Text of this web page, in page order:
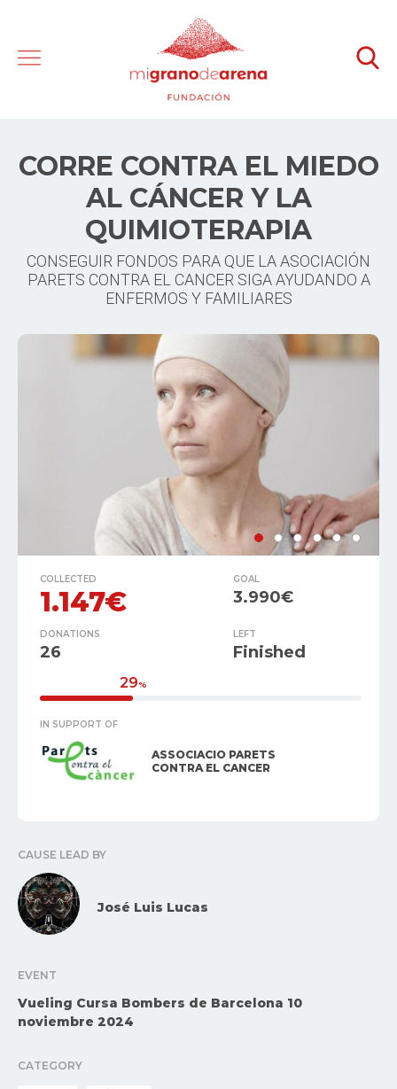
CORRE CONTRA EL MIEDO
AL CÁNCER Y LA
QUIMIOTERAPIA
CONSEGUIR FONDOS PARA QUE LA ASOCIACIÓN
PARETS CONTRA EL CANCER SIGA AYUDANDO A
ENFERMOS Y FAMILIARES
COLLECTED
1.147€
GOAL
3.990€
DONATIONS
26
LEFT
Finished
29%
IN SUPPORT OF
ASSOCIACIO PARETS
CONTRA EL CANCER
CAUSE LEAD BY
José Luis Lucas
EVENT
Vueling Cursa Bombers de Barcelona 10
noviembre 2024
CATEGORY